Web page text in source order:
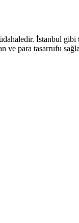
İstanbul
ve para tasarrufu